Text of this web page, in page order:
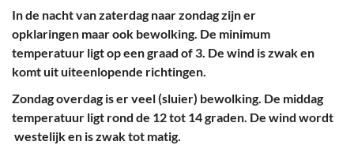
In de nacht van zaterdag naar zondag zijn er
opklaringen maar ook bewolking. De minimum
temperatuur ligt op een graad of 3. De wind is zwak en
komt uit uiteenlopende richtingen.
Zondag overdag is er veel (sluier) bewolking. De middag
temperatuur ligt rond de 12 tot 14 graden. De wind wordt
westelijk en is zwak tot matig.